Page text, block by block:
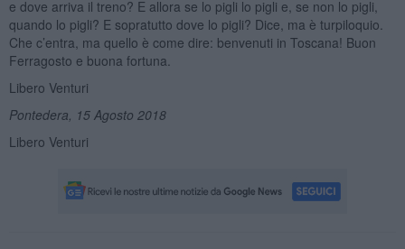
e dove arriva il treno? E allora se lo pigli lo pigli e, se non lo pigli,
quando lo pigli? E sopratutto dove lo pigli? Dice, ma è turpiloquio.
Che c’entra, ma quello è come dire: benvenuti in Toscana! Buon
Ferragosto e buona fortuna.
Libero Venturi
Pontedera, 15 Agosto 2018
Libero Venturi